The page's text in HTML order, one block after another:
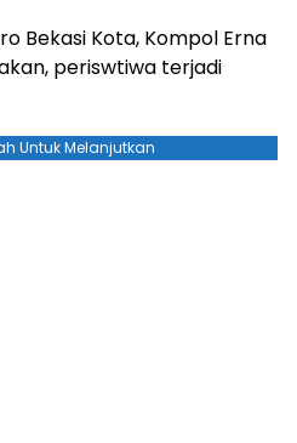
Bekasi Kota, Kompol Erna
periswtiwa terjadi
Untuk Melanjutkan